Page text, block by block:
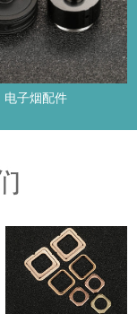
电子烟配件